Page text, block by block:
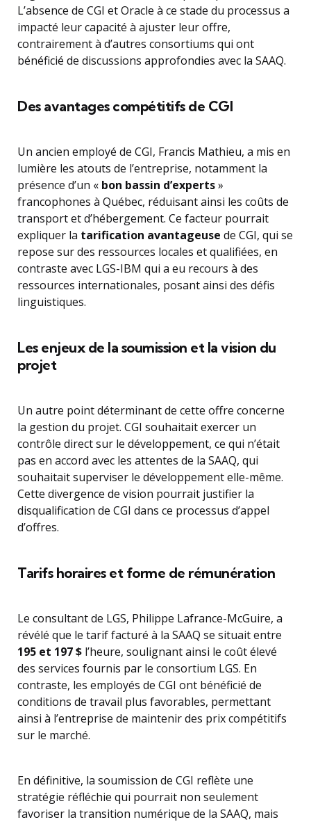
L’absence de CGI et Oracle à ce stade du processus a
impacté leur capacité à ajuster leur offre,
contrairement à d’autres consortiums qui ont
bénéficié de discussions approfondies avec la SAAQ.
Des avantages compétitifs de CGI
Un ancien employé de CGI, Francis Mathieu, a mis en
lumière les atouts de l’entreprise, notamment la
présence d’un « bon bassin d’experts»
francophones à Québec, réduisant ainsi les coûts de
transport et d’hébergement. Ce facteur pourrait
expliquer la tarification avantageuse de CGI, qui se
repose sur des ressources locales et qualifiées, en
contraste avec LGS-IBM qui a eu recours à des
ressources internationales, posant ainsi des défis
linguistiques.
Les enjeux de la soumission et la vision du
projet
Un autre point déterminant de cette offre concerne
la gestion du projet. CGI souhaitait exercer un
contrôle direct sur le développement, ce qui n’était
pas en accord avec les attentes de la SAAQ, qui
souhaitait superviser le développement elle-même.
Cette divergence de vision pourrait justifier la
disqualification de CGI dans ce processus d’appel
d’offres.
Tarifs horaires et forme de rémunération
Le consultant de LGS, Philippe Lafrance-McGuire, a
révélé que le tarif facturé à la SAAQ se situait entre
195 et 197 $ l’heure, soulignant ainsi le coût élevé
des services fournis par le consortium LGS. En
contraste, les employés de CGI ont bénéficié de
conditions de travail plus favorables, permettant
ainsi à l’entreprise de maintenir des prix compétitifs
sur le marché.
En définitive, la soumission de CGI reflète une
stratégie réfléchie qui pourrait non seulement
favoriser la transition numérique de la SAAQ, mais